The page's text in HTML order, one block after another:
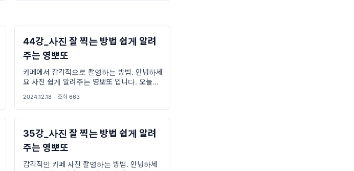
다.
44강_사진 잘 찍는 방법 쉽게 알려
주는 영뽀또
카페에서 감각적으로 촬영하는 방법. 안녕하세
요 사진 쉽게 알려주는 영뽀또 입니다. 오늘의
쉽게 촬영하는 방법을 알려드릴거에요 사진작
가의 시선으로 어떻게 촬영되는지 예시 사진
2024.12.18 · 조회 663
35강_사진 잘 찍는 방법 쉽게 알려
주는 영뽀또
감각적인 카페 사진 촬영하는 방법. 안녕하세